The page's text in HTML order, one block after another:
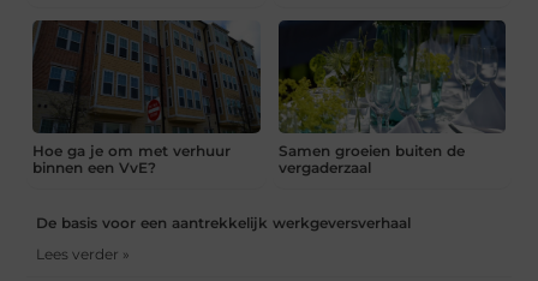
Hoe ga je om met verhuur
binnen een VvE?
Samen groeien buiten de
vergaderzaal
De basis voor een aantrekkelijk werkgeversverhaal
Lees verder »